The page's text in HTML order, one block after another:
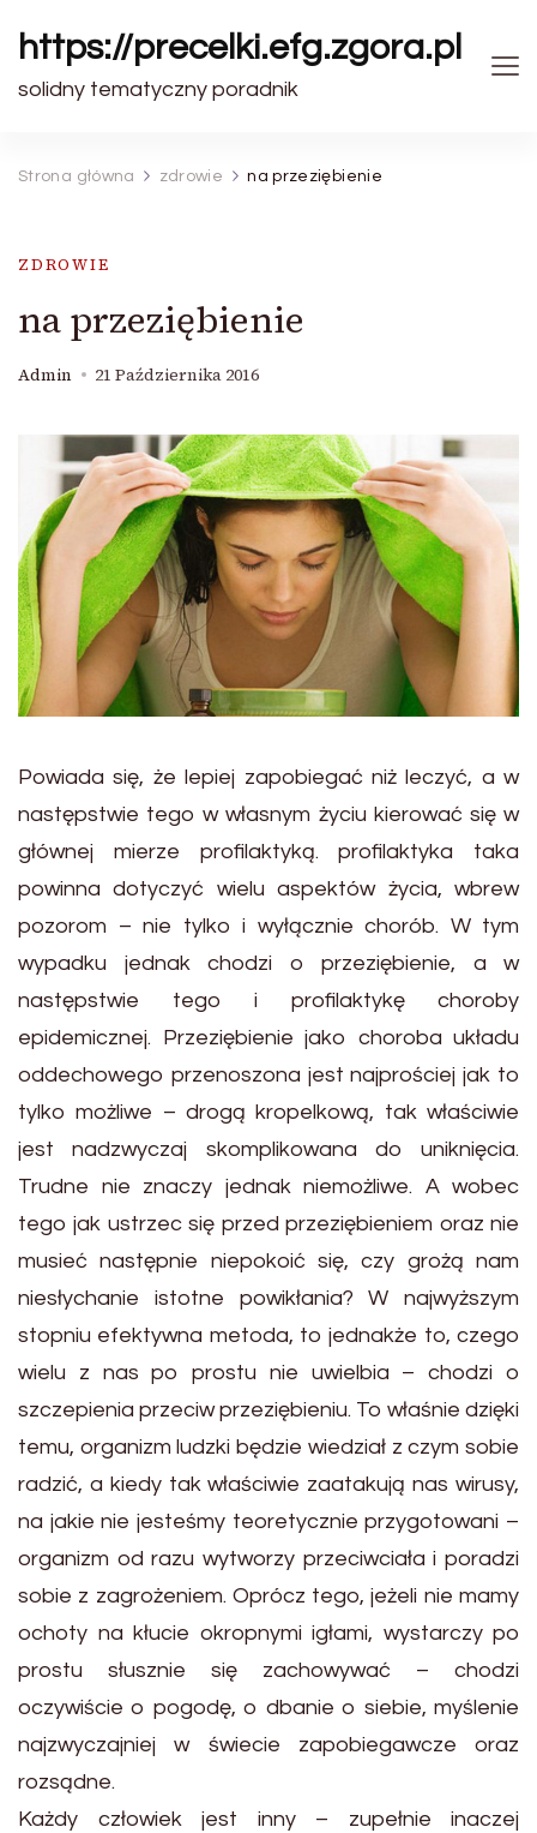
https://precelki.efg.zgora.pl
solidny tematyczny poradnik
Strona główna zdrowie na przeziębienie
ZDROWIE
na przeziębienie
Admin 21 Października 2016
Powiada się, że lepiej zapobiegać niż leczyć, a w
następstwie tego w własnym życiu kierować się w
głównej mierze profilaktyką. profilaktyka taka
powinna dotyczyć wielu aspektów życia, wbrew
pozorom – nie tylko i wyłącznie chorób. W tym
wypadku jednak chodzi o przeziębienie, a w
następstwie tego i profilaktykę choroby
epidemicznej. Przeziębienie jako choroba układu
oddechowego przenoszona jest najprościej jak to
tylko możliwe – drogą kropelkową, tak właściwie
jest nadzwyczaj skomplikowana do uniknięcia.
Trudne nie znaczy jednak niemożliwe. A wobec
tego jak ustrzec się przed przeziębieniem oraz nie
musieć następnie niepokoić się, czy grożą nam
niesłychanie istotne powikłania? W najwyższym
stopniu efektywna metoda, to jednakże to, czego
wielu z nas po prostu nie uwielbia – chodzi o
szczepienia przeciw przeziębieniu. To właśnie dzięki
temu, organizm ludzki będzie wiedział z czym sobie
radzić, a kiedy tak właściwie zaatakują nas wirusy,
na jakie nie jesteśmy teoretycznie przygotowani –
organizm od razu wytworzy przeciwciała i poradzi
sobie z zagrożeniem. Oprócz tego, jeżeli nie mamy
ochoty na kłucie okropnymi igłami, wystarczy po
prostu słusznie się zachowywać – chodzi
oczywiście o pogodę, o dbanie o siebie, myślenie
najzwyczajniej w świecie zapobiegawcze oraz
rozsądne.
Każdy człowiek jest inny – zupełnie inaczej